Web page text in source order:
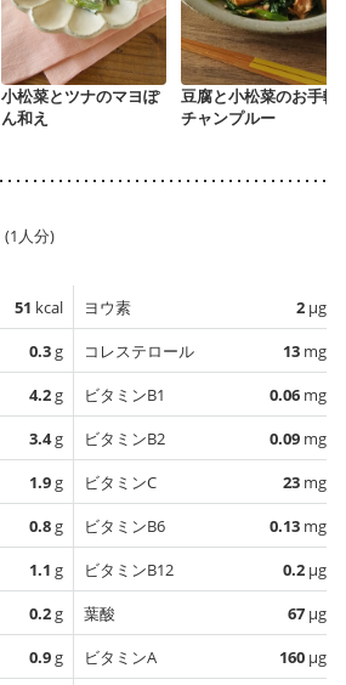
小松菜とツナのマヨぽ
ん和え
豆腐と小松菜のお手軽
チャンプルー
(1人分)
51 kcal
0.3g
4.2g
3.4g
1.9g
0.8g
1.1 g
0.2g
0.9g
ヨウ素 2 µg
コレステロール
13 mg
ビタミンB1
0.06 mg
ビタミンB2
0.09 mg
ビタミンC
23 mg
ビタミンB6
0.13 mg
ビタミンB12
0.2 µg
葉酸
67 µg
ビタミンA
160 µg